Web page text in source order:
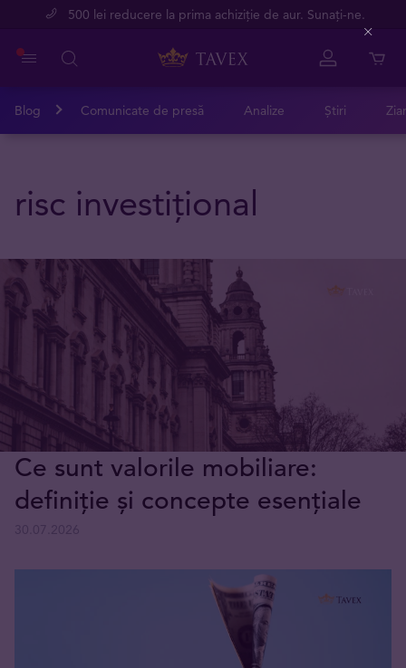
500 lei reducere la prima achiziție de aur. Sunați-ne.
Blog Comunicate de presă Analize Știri
risc investițional
Ce sunt valorile mobiliare:
definiție și concepte esențiale
Close